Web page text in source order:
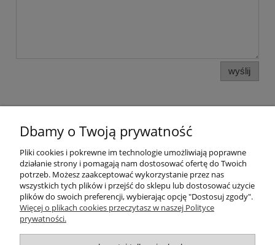
wyślij
Pomoc
Moje konto
Płatności i dostawa
Dbamy o Twoją prywatność
Pliki cookies i pokrewne im technologie umożliwiają poprawne
działanie strony i pomagają nam dostosować ofertę do Twoich
potrzeb. Możesz zaakceptować wykorzystanie przez nas
wszystkich tych plików i przejść do sklepu lub dostosować użycie
plików do swoich preferencji, wybierając opcję "Dostosuj zgody".
Więcej o plikach cookies przeczytasz w naszej Polityce
prywatności.